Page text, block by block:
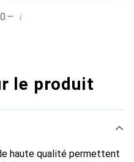
i
le produit
haute qualité permettent